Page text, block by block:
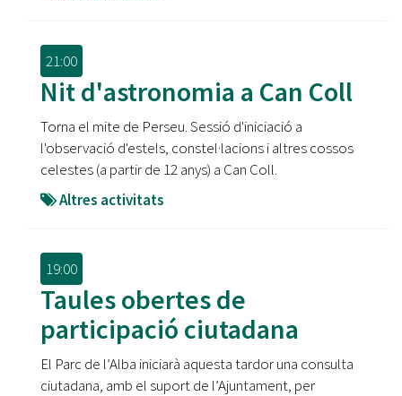
21:00
Nit d'astronomia a Can Coll
Torna el mite de Perseu. Sessió d'iniciació a
l'observació d'estels, constel·lacions i altres cossos
celestes (a partir de 12 anys) a Can Coll.
Altres activitats
19:00
Taules obertes de
participació ciutadana
El Parc de l’Alba iniciarà aquesta tardor una consulta
ciutadana, amb el suport de l’Ajuntament, per